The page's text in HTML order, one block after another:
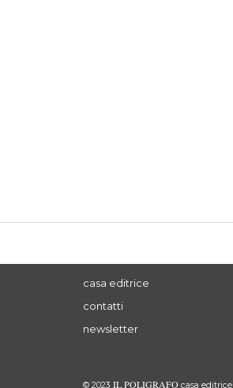
casa editrice
contatti
newsletter
© 2023 IL POLIGRAFO casa editrice